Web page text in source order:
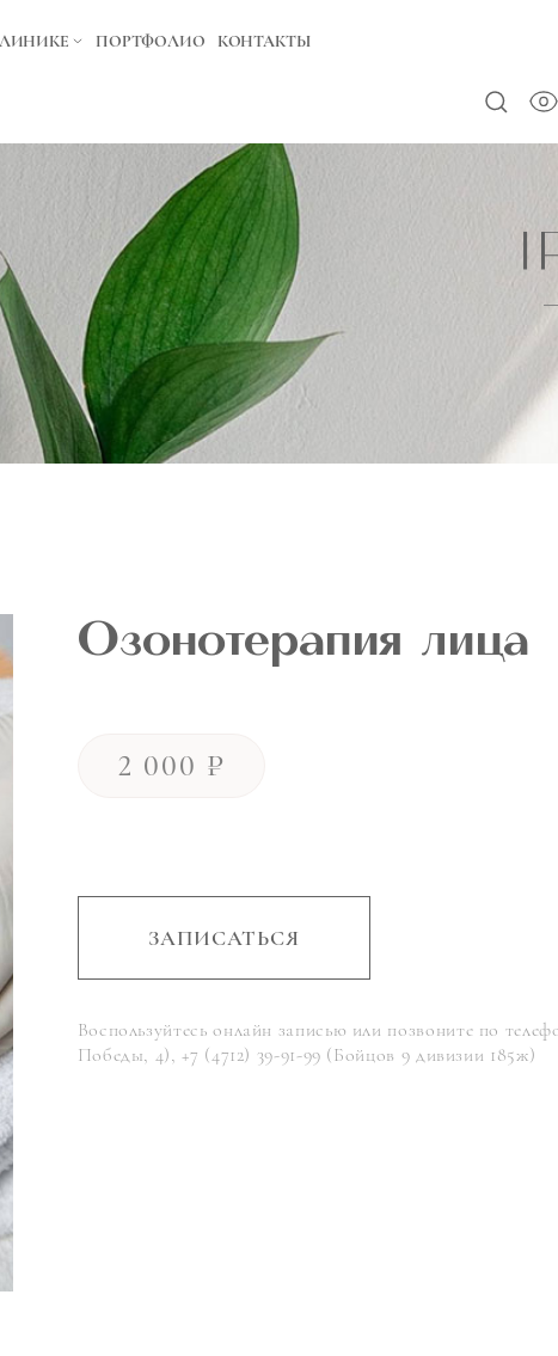
ПОРТФОЛИО КОНТАКТЫ
Озонотерапия лица
2 000 ₽
ЗАПИСАТЬСЯ
Воспользуйтесь онлайн записью или позвоните по
Победы, 4), +7 (4712) 39-91-99 (Бойцов 9 дивизии 185ж)